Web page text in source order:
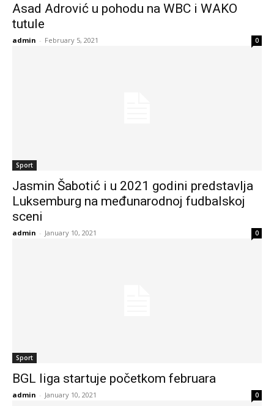
Asad Adrović u pohodu na WBC i WAKO
tutule
admin - February 5, 2021 0
Sport
Jasmin Šabotić i u 2021 godini predstavlja
Luksemburg na međunarodnoj fudbalskoj
sceni
admin - January 10, 2021 0
Sport
BGL liga startuje početkom februara
admin - January 10, 2021 0